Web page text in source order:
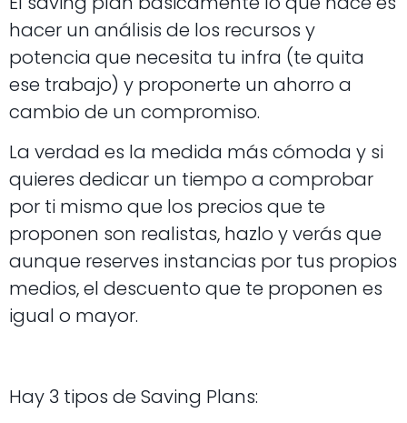
hacer un análisis de los recursos y
potencia que necesita tu infra (te quita
ese trabajo) y proponerte un ahorro a
cambio de un compromiso.
La verdad es la medida más cómoda y si
quieres dedicar un tiempo a comprobar
por ti mismo que los precios que te
proponen son realistas, hazlo y verás que
aunque reserves instancias por tus propios
medios, el descuento que te proponen es
igual o mayor.
Hay 3 tipos de Saving Plans: